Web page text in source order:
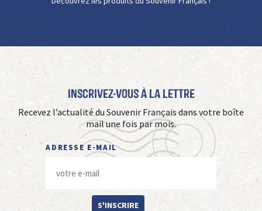
Inscrivez-vous à La Lettre
Recevez l’actualité du Souvenir Français dans votre boîte
mail une fois par mois.
ADRESSE E-MAIL
S'INSCRIRE